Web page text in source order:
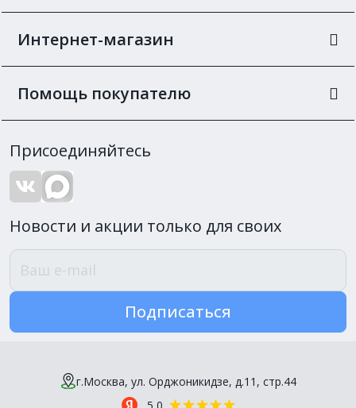
Интернет-магазин
Помощь покупателю
Присоединяйтесь
Новости и акции только для своих
Подписаться
г.Москва, ул. Орджоникидзе, д.11, стр.44